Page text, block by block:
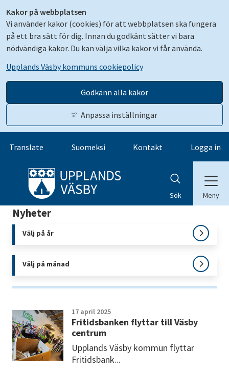
Kakor på webbplatsen
Vi använder kakor (cookies) för att webbplatsen ska fungera
på ett bra sätt för dig. Innan du godkänt sätter vi bara
nödvändiga kakor. Du kan välja vilka kakor vi får använda.
Upplands Väsby kommuns cookiepolicy
Godkänn alla kakor
Anpassa inställningar
Gå till innehåll
Translate Suomeksi Kontakt Logga in
Sök Meny
Nyheter
Välj på år
Välj på månad
17 april 2025
Fritidsbanken flyttar till Väsby
centrum
Upplands Väsby kommun flyttar
Fritidsbank...